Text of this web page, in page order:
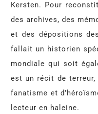
Kersten. Pour
des archives, des
et des dépositions
fallait un historien
mondiale qui soit
est un récit de terreur,
fanatisme et
lecteur en haleine.